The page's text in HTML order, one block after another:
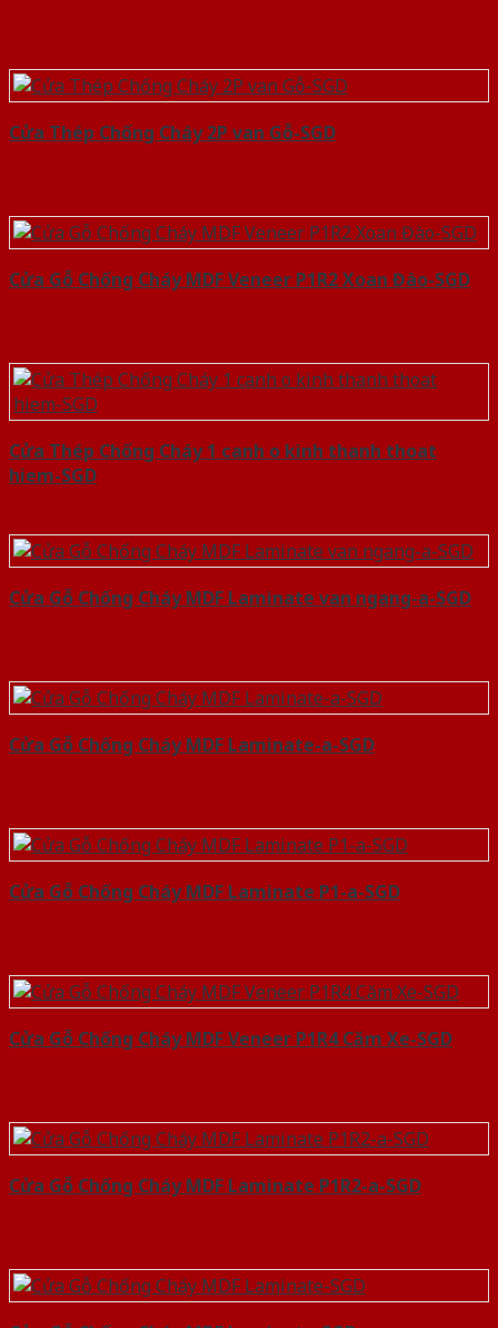
Cửa Thép Chống Cháy 2P van Gỗ-SGD
Cửa Gỗ Chống Cháy MDF Veneer P1R2 Xoan Đào-SGD
Cửa Thép Chống Cháy 1 canh o kinh thanh thoat
hiem-SGD
Cửa Gỗ Chống Cháy MDF Laminate van ngang-a-SGD
Cửa Gỗ Chống Cháy MDF Laminate-a-SGD
Cửa Gỗ Chống Cháy MDF Laminate P1-a-SGD
Cửa Gỗ Chống Cháy MDF Veneer P1R4 Căm Xe-SGD
Cửa Gỗ Chống Cháy MDF Laminate P1R2-a-SGD